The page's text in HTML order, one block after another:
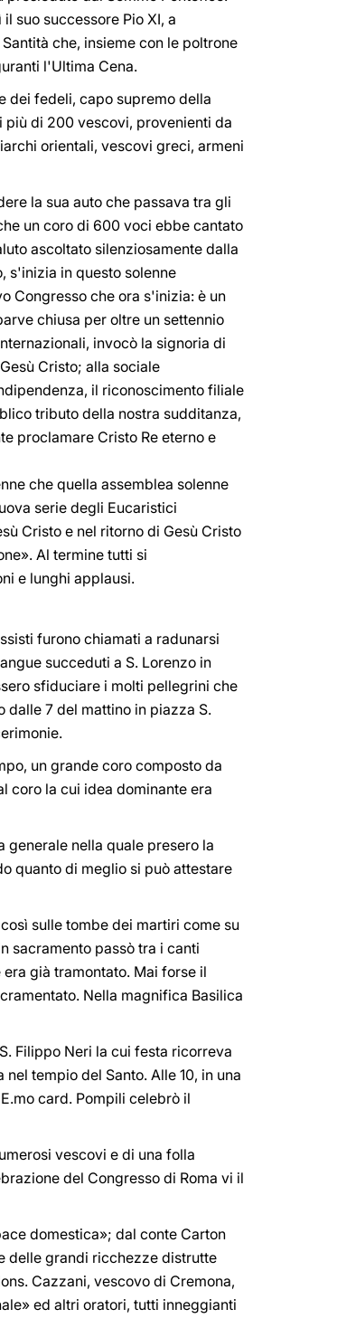
suo successore Pio XI, a
che, insieme con le poltrone
l'Ultima Cena.
dei fedeli, capo supremo della
di 200 vescovi, provenienti da
orientali, vescovi greci, armeni
la sua auto che passava tra gli
un coro di 600 voci ebbe cantato
ascoltato silenziosamente dalla
s'inizia in questo solenne
Congresso che ora s'inizia: è un
chiusa per oltre un settennio
invocò la signoria di
Cristo; alla sociale
il riconoscimento filiale
tributo della nostra sudditanza,
proclamare Cristo Re eterno e
che quella assemblea solenne
serie degli Eucaristici
Cristo e nel ritorno di Gesù Cristo
Al termine tutti si
e lunghi applausi.
furono chiamati a radunarsi
succeduti a S. Lorenzo in
sfiduciare i molti pellegrini che
7 del mattino in piazza S.
un grande coro composto da
coro la cui idea dominante era
nella quale presero la
quanto di meglio si può attestare
sulle tombe dei martiri come su
sacramento passò tra i canti
era già tramontato. Mai forse il
Nella magnifica Basilica
Filippo Neri la cui festa ricorreva
tempio del Santo. Alle 10, in una
card. Pompili celebrò il
vescovi e di una folla
del Congresso di Roma vi il
domestica»; dal conte Carton
delle grandi ricchezze distrutte
Cazzani, vescovo di Cremona,
ed altri oratori, tutti inneggianti